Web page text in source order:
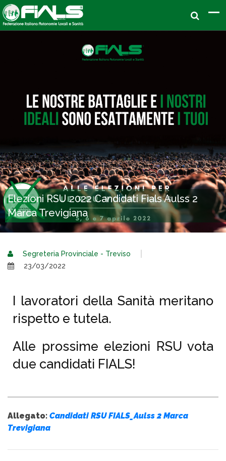
Elezioni RSU 2022 Candidati Fials Aulss 2
Marca Trevigiana
Segreteria Provinciale - Treviso
23/03/2022
I lavoratori della Sanità meritano
rispetto e tutela.
Alle prossime elezioni RSU vota
due candidati FIALS!
Allegato: Candidati RSU FIALS_Aulss 2 Marca
Trevigiana